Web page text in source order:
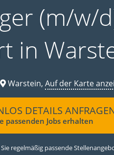
(m/w/
in
Warstein, Auf der Karte
DETAILS
passenden Jobs erhalten
regelmäßig passende